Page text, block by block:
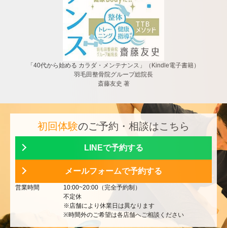
「40代から始める カラダ・メンテナンス」（Kindle電子書籍）
羽毛田整骨院グループ総院長
斎藤友史 著
初回体験のご予約・相談はこちら
LINEで予約する
メールフォームで予約する
営業時間
10:00~20:00（完全予約制）
不定休
※店舗により休業日は異なります
※時間外のご希望は各店舗へご相談ください